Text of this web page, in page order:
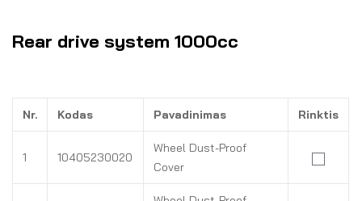
Rear drive system 1000cc
Nr. Kodas Pavadinimas Rinktis
1 10405230020
Wheel Dust-Proof
Cover